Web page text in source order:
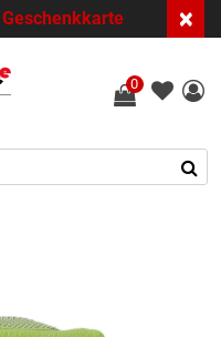
Geschenkkarte ×
0